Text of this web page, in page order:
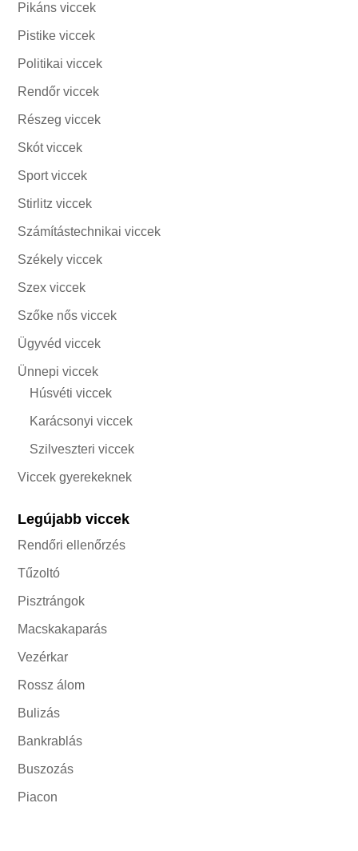
Pikáns viccek
Pistike viccek
Politikai viccek
Rendőr viccek
Részeg viccek
Skót viccek
Sport viccek
Stirlitz viccek
Számítástechnikai viccek
Székely viccek
Szex viccek
Szőke nős viccek
Ügyvéd viccek
Ünnepi viccek
Húsvéti viccek
Karácsonyi viccek
Szilveszteri viccek
Viccek gyerekeknek
Legújabb viccek
Rendőri ellenőrzés
Tűzoltó
Pisztrángok
Macskakaparás
Vezérkar
Rossz álom
Bulizás
Bankrablás
Buszozás
Piacon